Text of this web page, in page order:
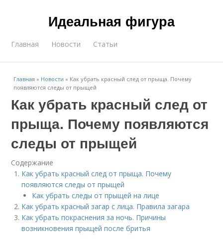
Идеальная фигура
Главная Новости Статьи
Главная » Новости » Как убрать красный след от прыща. Почему
появляются следы от прыщей
Как убрать красный след от
прыща. Почему появляются
следы от прыщей
Содержание
Как убрать красный след от прыща. Почему
появляются следы от прыщей
Как убрать следы от прыщей на лице
Как убрать красный загар с лица. Правила загара
Как убрать покраснения за ночь. Причины
возникновения прыщей после бритья